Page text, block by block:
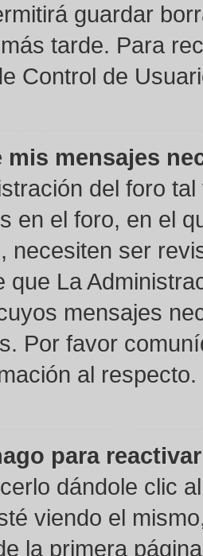
guardar
tarde. Para
Control de
mis mensajes
del foro
en el foro, en el
necesiten ser
que La
mensajes
Por favor
al respecto.
para
dándole clic
viendo el
la primera